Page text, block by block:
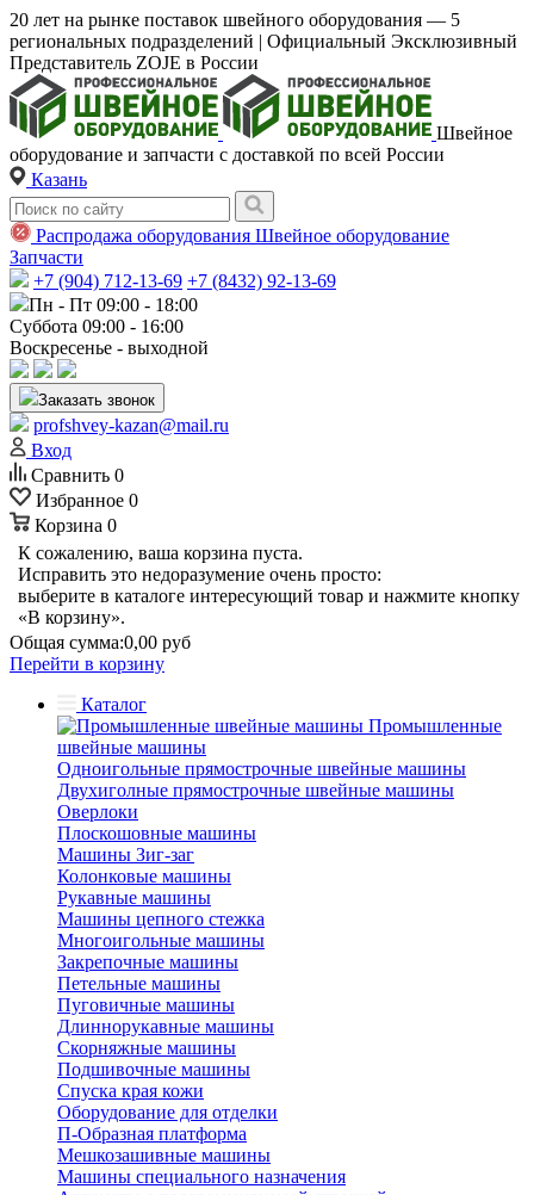
20 лет на рынке поставок швейного оборудования — 5
региональных подразделений | Официальный Эксклюзивный
Представитель ZOJE в России
Швейное
оборудование и запчасти с доставкой по всей России
Казань
Распродажа оборудования Швейное оборудование
Запчасти
+7 (904) 712-13-69 +7 (8432) 92-13-69
Пн - Пт 09:00 - 18:00
Суббота 09:00 - 16:00
Воскресенье - выходной
Заказать звонок
profshvey-kazan@mail.ru
Вход
Сравнить 0
Избранное 0
Корзина 0
К сожалению, ваша корзина пуста.
Исправить это недоразумение очень просто:
выберите в каталоге интересующий товар и нажмите кнопку
«В корзину».
Общая сумма:0,00 руб
Перейти в корзину
Каталог
Промышленные
швейные машины
Одноигольные прямострочные швейные машины
Двухиголные прямострочные швейные машины
Оверлоки
Плоскошовные машины
Машины Зиг-заг
Колонковые машины
Рукавные машины
Машины цепного стежка
Многоигольные машины
Закрепочные машины
Петельные машины
Пуговичные машины
Длиннорукавные машины
Скорняжные машины
Подшивочные машины
Спуска края кожи
Оборудование для отделки
П-Образная платформа
Мешкозашивные машины
Машины специального назначения